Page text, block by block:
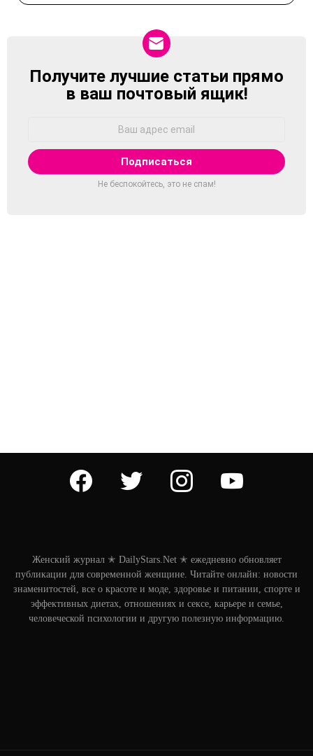
NEWSLETTER
Получите лучшие статьи прямо
в ваш почтовый ящик!
Не беспокойтесь, это не спам!
facebook twitter instagram
Женский журнал ✭ DailyStars.Net ✭ ежедневно обновляет
публикации для современной женщине. Читайте онлайн: новости
знаменитостей, все о красоте и моде, здоровье и питании, спорте и
эффективных диетах, отношениях и сексе, карьере и семье,
человеческой психологии и другую полезную информацию.